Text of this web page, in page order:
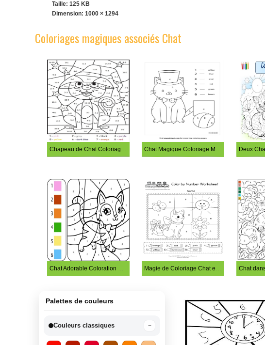
Taille: 125 KB
Dimension: 1000 × 1294
Coloriages magiques associés Chat
Chapeau de Chat Coloriage Magique Chat Magique Coloriage Magique
Chat Adorable Coloration Magique Magie de Coloriage Chat et Fleur
Palettes de couleurs
Couleurs classiques −